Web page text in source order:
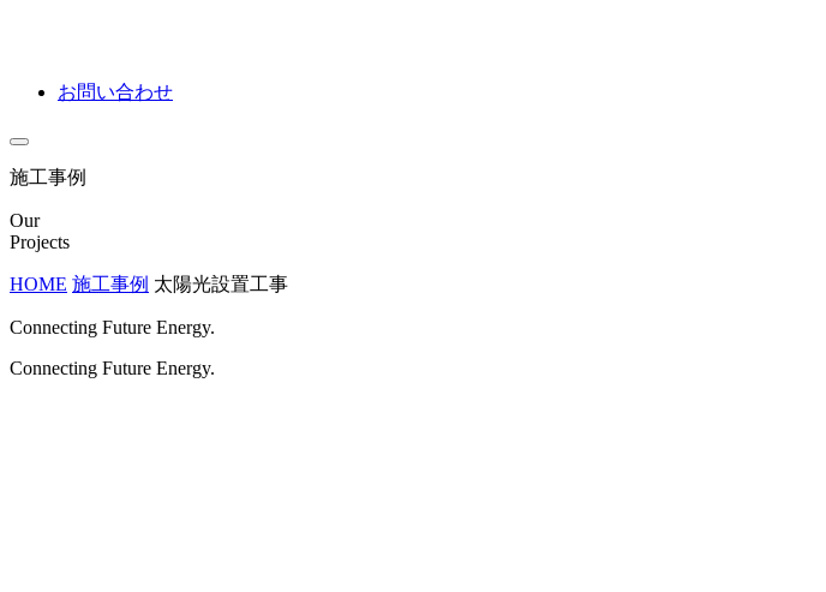
お問い合わせ
施工事例
Our
Projects
HOME 施工事例 太陽光設置工事
Connecting Future Energy.
Connecting Future Energy.